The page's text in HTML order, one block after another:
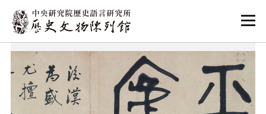
:::
:::